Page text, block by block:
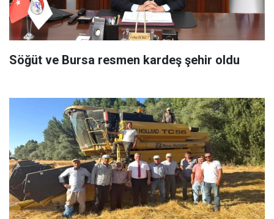
Söğüt ve Bursa resmen kardeş şehir oldu